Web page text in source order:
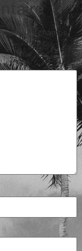
Les champs